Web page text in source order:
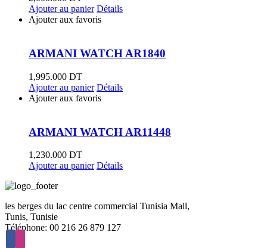
Ajouter au panier Détails
Ajouter aux favoris
ARMANI WATCH AR1840
1,995.000 DT
Ajouter au panier Détails
Ajouter aux favoris
ARMANI WATCH AR11448
1,230.000 DT
Ajouter au panier Détails
les berges du lac centre commercial Tunisia Mall,
Tunis, Tunisie
Téléphone: 00 216 26 879 127